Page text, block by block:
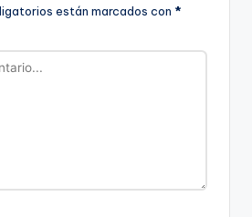
están marcados con *